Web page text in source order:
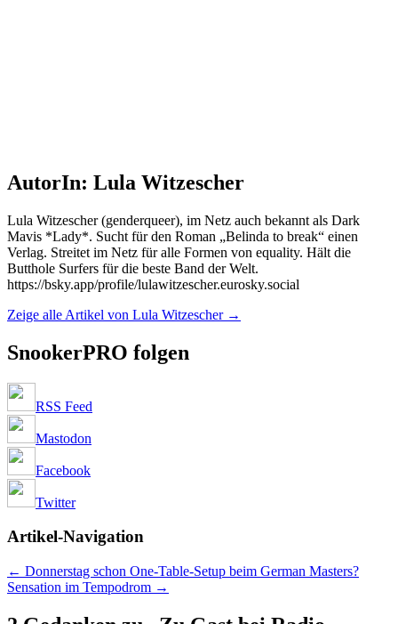
AutorIn: Lula Witzescher
Lula Witzescher (genderqueer), im Netz auch bekannt als Dark
Mavis *Lady*. Sucht für den Roman „Belinda to break“ einen
Verlag. Streitet im Netz für alle Formen von equality. Hält die
Butthole Surfers für die beste Band der Welt.
https://bsky.app/profile/lulawitzescher.eurosky.social
Zeige alle Artikel von Lula Witzescher →
SnookerPRO folgen
RSS Feed
Mastodon
Facebook
Twitter
Artikel-Navigation
← Donnerstag schon One-Table-Setup beim German Masters?
Sensation im Tempodrom →